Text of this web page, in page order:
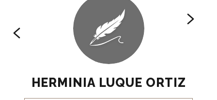
HERMINIA LUQUE ORTIZ